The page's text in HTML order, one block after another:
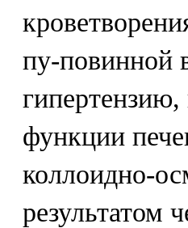
пу-повинной
функции
коллоидно-
результатом